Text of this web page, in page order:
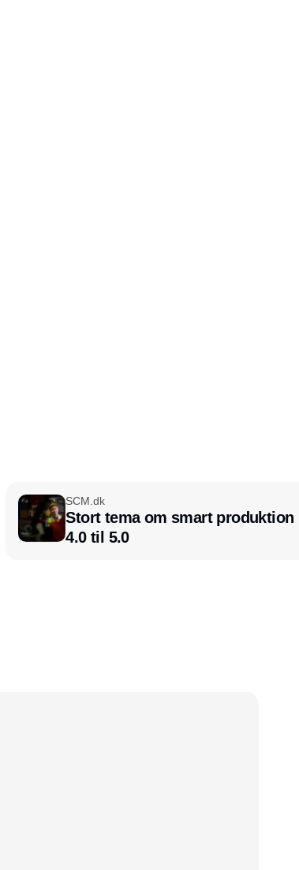
SCM.dk
Stort tema om smart
4.0 til 5.0